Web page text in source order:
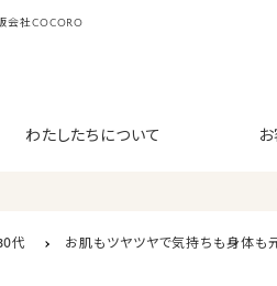
会社COCORO
わたしたちについて
代 お肌もツヤツヤで気持ちも身体も